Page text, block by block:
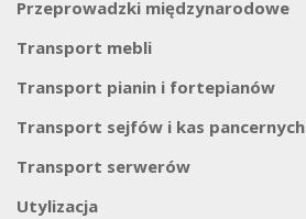
Przeprowadzki międzynarodowe
Transport mebli
Transport pianin i fortepianów
Transport sejfów i kas pancernych
Transport serwerów
Utylizacja